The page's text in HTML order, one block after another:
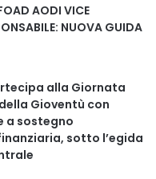
AODI VICE
NUOVA GUIDA
alla Giornata
Gioventù con
a sostegno
sotto l’egida